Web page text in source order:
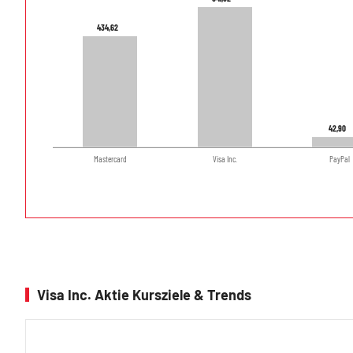
434,62
434,62
42,90
42,90
Mastercard Visa Inc. PayPal
Visa Inc. Aktie Kursziele & Trends